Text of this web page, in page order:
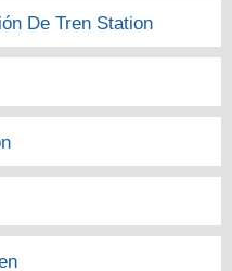
De Tren Station